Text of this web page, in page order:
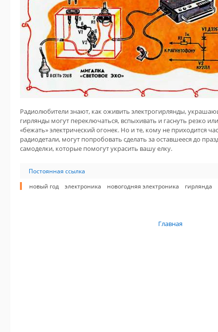
Радиолюбители знают, как оживить электрогирлянды,
гирлянды могут переключаться, вспыхивать и гаснуть резко
«бежать» электрический огонек. Но и те, кому не приходится
радиодетали, могут попробовать сделать за оставшееся до
самоделки, которые помогут украсить вашу елку.
Постоянная ссылка
новый год
электроника новогодняя электроника гирлянда
Главная